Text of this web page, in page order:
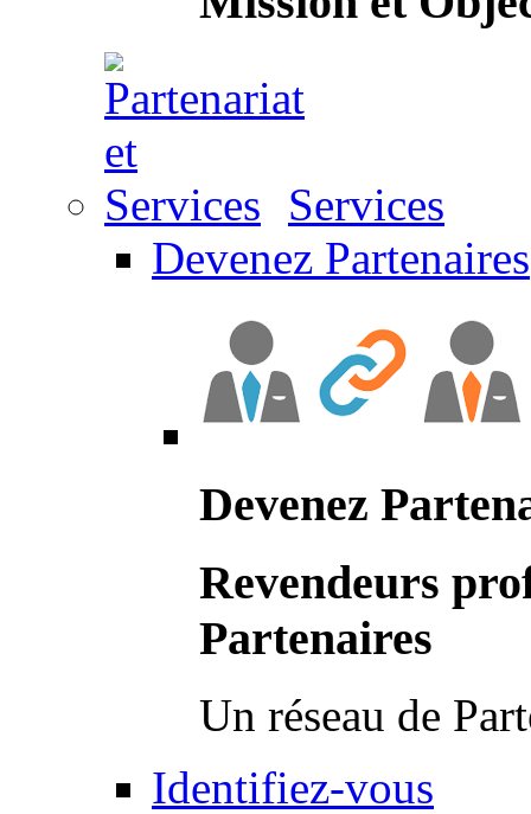
Services
Devenez Partenaires
Devenez
Revendeurs
Partenaires
Un réseau de
Identifiez-vous